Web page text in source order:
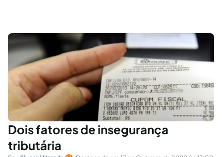
Dois fatores de insegurança
tributária